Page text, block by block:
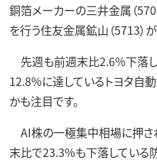
銅箔メーカーの三井金属（
を行う住友金属鉱山（5713）
先週も前週末比2.6%下落
12.8%に達しているトヨタ自
かも注目です。
AI株の一極集中相場に押さ
末比で23.3%も下落している